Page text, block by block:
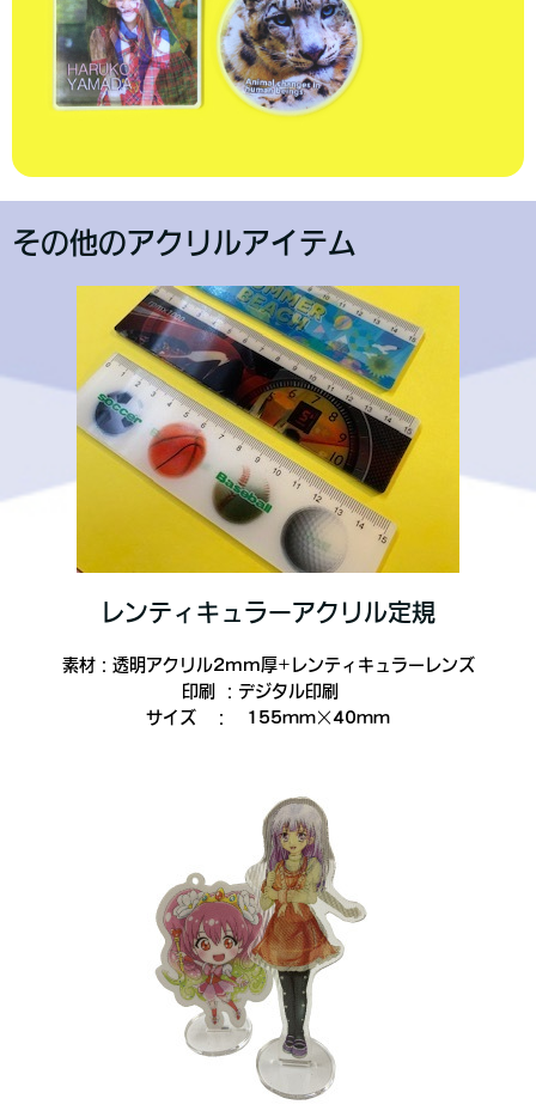
その他のアクリルアイテム
レンティキュラーアクリル定規
素材：透明アクリル2mm厚+レンティキュラーレンズ
印刷 ：デジタル印刷
サイズ ： 155ｍｍ×40ｍｍ